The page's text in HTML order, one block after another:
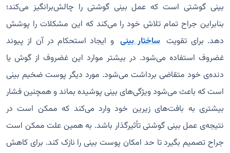
بینی گوشتی است که عمل بینی گوشتی را چالش‌برانگیز می‌کند؛
بنابراین جراح تمام تلاش خود را می‌کند که این مشکلات را پوشش
دهد. برای تقویت ساختار بینی و ایجاد استحکام در آن از پیوند
غضروف استفاده می‌شود. در بیشتر موارد این غضروف از گوش یا
دنده‌ی خود متقاضی برداشت می‌شود. مورد دیگر پوست ضخیم بینی
است که باعث می‌شود ویژگی‌های بینی پوشیده بماند و همچنین فشار
بیشتری به بافت‌های زیرین خود وارد می‌کند که ممکن است در
نتیجه‌ی عمل بینی گوشتی تأثیرگذار باشد. به همین علت ممکن است
جراح تصمیم بگیرد تا حد امکان پوست بینی را نازک کند. برای کاهش